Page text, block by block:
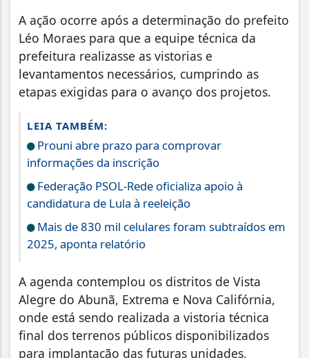
A ação ocorre após a determinação do prefeito
Léo Moraes para que a equipe técnica da
prefeitura realizasse as vistorias e
levantamentos necessários, cumprindo as
etapas exigidas para o avanço dos projetos.
LEIA TAMBÉM:
Prouni abre prazo para comprovar
informações da inscrição
Federação PSOL-Rede oficializa apoio à
candidatura de Lula à reeleição
Mais de 830 mil celulares foram subtraídos em
2025, aponta relatório
A agenda contemplou os distritos de Vista
Alegre do Abunã, Extrema e Nova Califórnia,
onde está sendo realizada a vistoria técnica
final dos terrenos públicos disponibilizados
para implantação das futuras unidades.